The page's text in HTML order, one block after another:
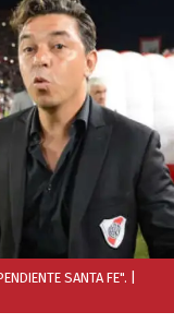
SANTA FE".